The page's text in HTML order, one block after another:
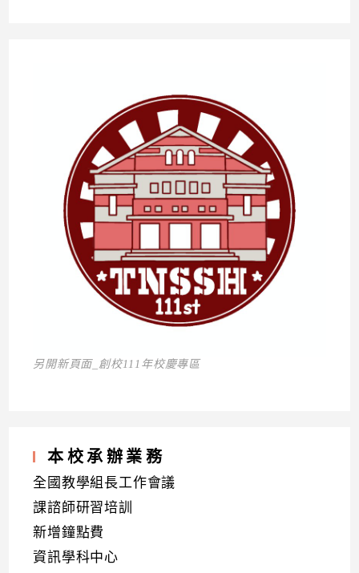
另開新頁面_創校111年校慶專區
本校承辦業務
全國教學組長工作會議
課諮師研習培訓
新增鐘點費
資訊學科中心